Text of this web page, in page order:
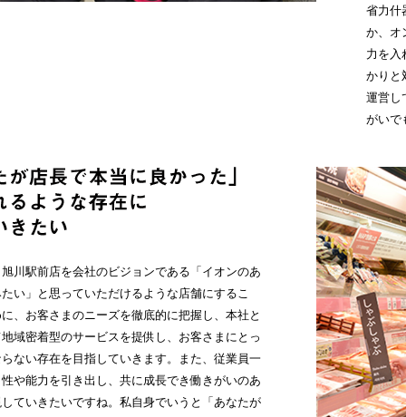
省力什
か、オ
力を入
かりと
運営し
がいで
川駅前店を会社のビジョンである「イオンのあ
い」と思っていただけるような店舗にするこ
、お客さまのニーズを徹底的に把握し、本社と
域密着型のサービスを提供し、お客さまにとっ
ない存在を目指していきます。また、従業員一
や能力を引き出し、共に成長でき働きがいのあ
ていきたいですね。私自身でいうと「あなたが